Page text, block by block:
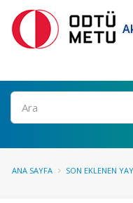
Ara
ANA SAYFA SON EKLENEN